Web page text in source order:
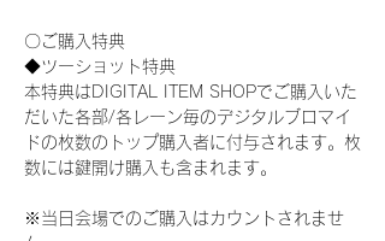
〇ご購入特典
◆ツーショット特典
本特典はDIGITAL ITEM SHOPでご購入いた
だいた各部/各レーン毎のデジタルブロマイ
ドの枚数のトップ購入者に付与されます。枚
数には鍵開け購入も含まれます。
※当日会場でのご購入はカウントされませ